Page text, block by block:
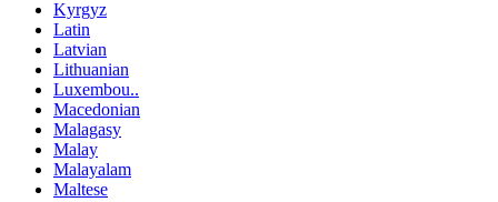
Kyrgyz
Latin
Latvian
Lithuanian
Luxembou..
Macedonian
Malagasy
Malay
Malayalam
Maltese